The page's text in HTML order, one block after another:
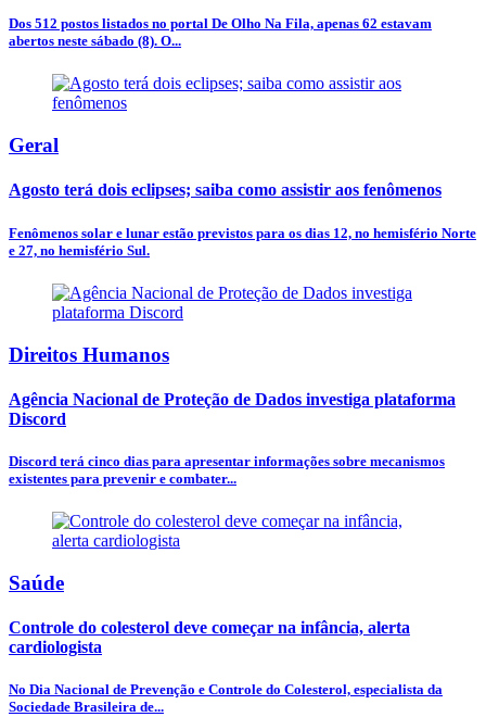
Dos 512 postos listados no portal De Olho Na Fila, apenas 62 estavam
abertos neste sábado (8). O...
Geral
Agosto terá dois eclipses; saiba como assistir aos fenômenos
Fenômenos solar e lunar estão previstos para os dias 12, no hemisfério Norte
e 27, no hemisfério Sul.
Direitos Humanos
Agência Nacional de Proteção de Dados investiga plataforma
Discord
Discord terá cinco dias para apresentar informações sobre mecanismos
existentes para prevenir e combater...
Saúde
Controle do colesterol deve começar na infância, alerta
cardiologista
No Dia Nacional de Prevenção e Controle do Colesterol, especialista da
Sociedade Brasileira de...